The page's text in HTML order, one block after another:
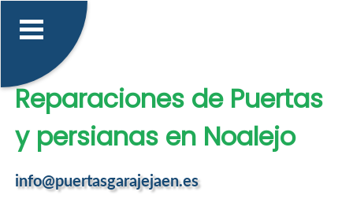
Reparaciones de Puertas
y persianas en Noalejo
info@puertasgarajejaen.es